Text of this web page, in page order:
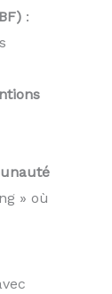
:
» où